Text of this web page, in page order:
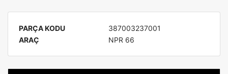
PARÇA KODU
387003237001
ARAÇ
NPR 66